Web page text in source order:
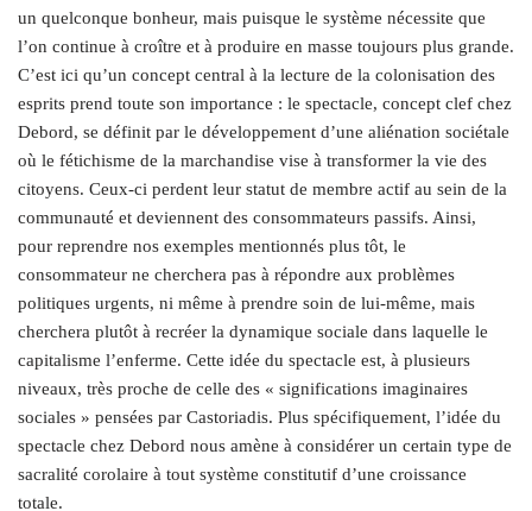
un quelconque bonheur, mais puisque le système nécessite que
l’on continue à croître et à produire en masse toujours plus grande.
C’est ici qu’un concept central à la lecture de la colonisation des
esprits prend toute son importance : le spectacle, concept clef chez
Debord, se définit par le développement d’une aliénation sociétale
où le fétichisme de la marchandise vise à transformer la vie des
citoyens. Ceux-ci perdent leur statut de membre actif au sein de la
communauté et deviennent des consommateurs passifs. Ainsi,
pour reprendre nos exemples mentionnés plus tôt, le
consommateur ne cherchera pas à répondre aux problèmes
politiques urgents, ni même à prendre soin de lui-même, mais
cherchera plutôt à recréer la dynamique sociale dans laquelle le
capitalisme l’enferme. Cette idée du spectacle est, à plusieurs
niveaux, très proche de celle des « significations imaginaires
sociales » pensées par Castoriadis. Plus spécifiquement, l’idée du
spectacle chez Debord nous amène à considérer un certain type de
sacralité corolaire à tout système constitutif d’une croissance
totale.